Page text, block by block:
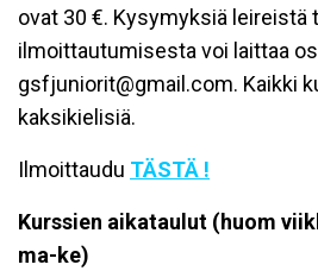
ovat 30 €. Kysymyksiä leireistä
ilmoittautumisesta voi laittaa
gsfjuniorit@gmail.com. Kaikki
kaksikielisiä.
Ilmoittaudu TÄSTÄ !
Kurssien aikataulut (huom
ma-ke)